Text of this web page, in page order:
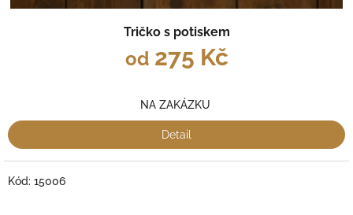
Tričko s potiskem
od275 Kč
NA ZAKÁZKU
Detail
Kód: 15006